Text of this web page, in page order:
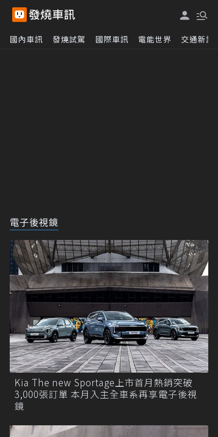
國內車訊 發燒試駕 國際車訊 電能世界 交通新訊
電子後視鏡
Kia The new Sportage上市首月熱銷突破
3,000張訂單 本月入主全車系再享電子後視
鏡